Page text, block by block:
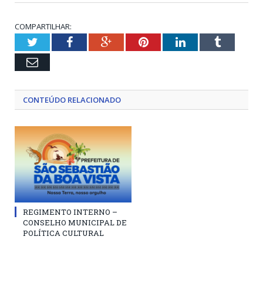
COMPARTILHAR:
TwitterFacebookGoogle+PinterestLinkedInTumblr
Email
CONTEÚDO RELACIONADO
REGIMENTO INTERNO –
CONSELHO MUNICIPAL DE
POLÍTICA CULTURAL